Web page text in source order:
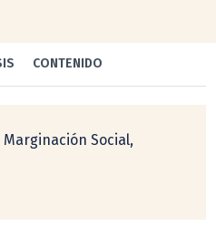
CONTENIDO
Social,